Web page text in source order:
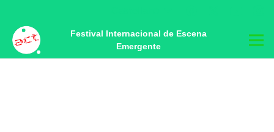
Festival Internacional de Escena
Emergente